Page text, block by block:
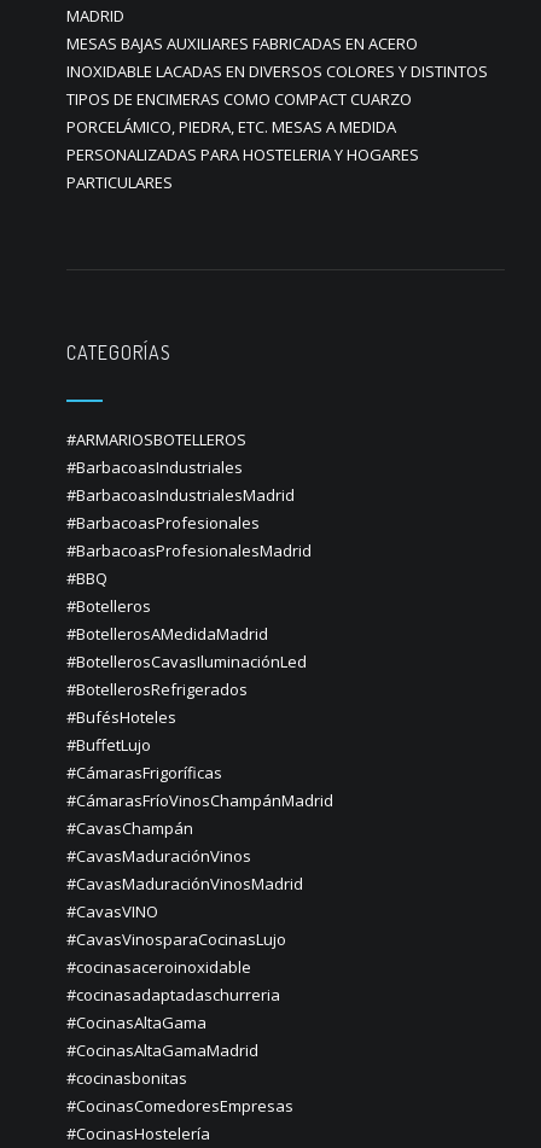
MADRID
MESAS BAJAS AUXILIARES FABRICADAS EN ACERO
INOXIDABLE LACADAS EN DIVERSOS COLORES Y DISTINTOS
TIPOS DE ENCIMERAS COMO COMPACT CUARZO
PORCELÁMICO, PIEDRA, ETC. MESAS A MEDIDA
PERSONALIZADAS PARA HOSTELERIA Y HOGARES
PARTICULARES
CATEGORÍAS
#ARMARIOSBOTELLEROS
#BarbacoasIndustriales
#BarbacoasIndustrialesMadrid
#BarbacoasProfesionales
#BarbacoasProfesionalesMadrid
#BBQ
#Botelleros
#BotellerosAMedidaMadrid
#BotellerosCavasIluminaciónLed
#BotellerosRefrigerados
#BufésHoteles
#BuffetLujo
#CámarasFrigoríficas
#CámarasFríoVinosChampánMadrid
#CavasChampán
#CavasMaduraciónVinos
#CavasMaduraciónVinosMadrid
#CavasVINO
#CavasVinosparaCocinasLujo
#cocinasaceroinoxidable
#cocinasadaptadaschurreria
#CocinasAltaGama
#CocinasAltaGamaMadrid
#cocinasbonitas
#CocinasComedoresEmpresas
#CocinasHostelería